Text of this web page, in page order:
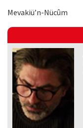
Mevakiü’n-Nücûm